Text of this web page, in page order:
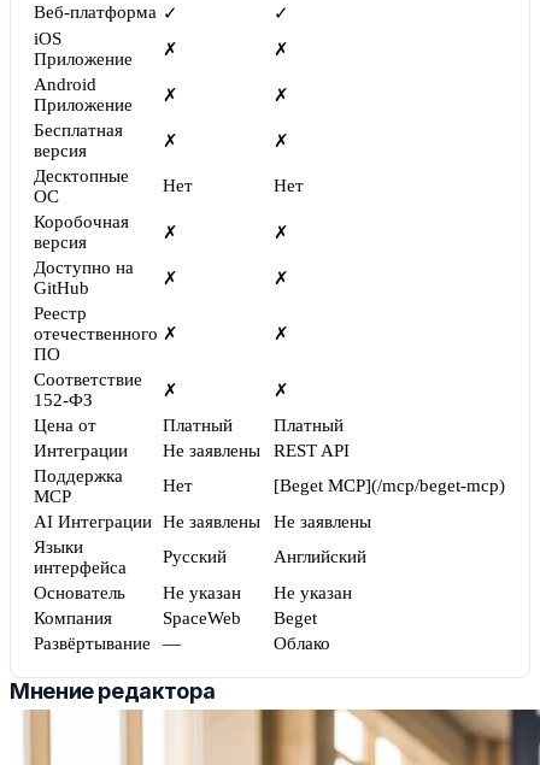
Веб-платформа ✓
✓
iOS
Приложение
✗
✗
Android
Приложение
✗
✗
Бесплатная
версия
✗
✗
Десктопные
ОС
Нет
Нет
Коробочная
версия
✗
✗
Доступно на
GitHub
✗
✗
Реестр
отечественного
ПО
✗ ✗
Соответствие
152-ФЗ
✗
✗
Цена от
Платный
Платный
Интеграции
Не заявлены
REST API
Поддержка
MCP
Нет
[Beget MCP](/mcp/beget-mcp)
AI Интеграции Не заявлены
Не заявлены
Языки
интерфейса
Русский
Английский
Основатель
Не указан
Не указан
Компания
SpaceWeb
Beget
Развёртывание
— Облако
Мнение редактора